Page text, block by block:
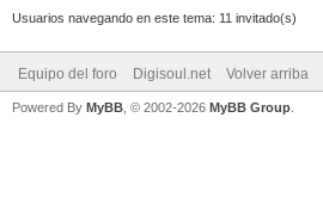
Usuarios navegando en este tema: 11 invitado(s)
Equipo del foro Digisoul.net Volver arriba
Powered By MyBB , © 2002-2026 MyBB Group